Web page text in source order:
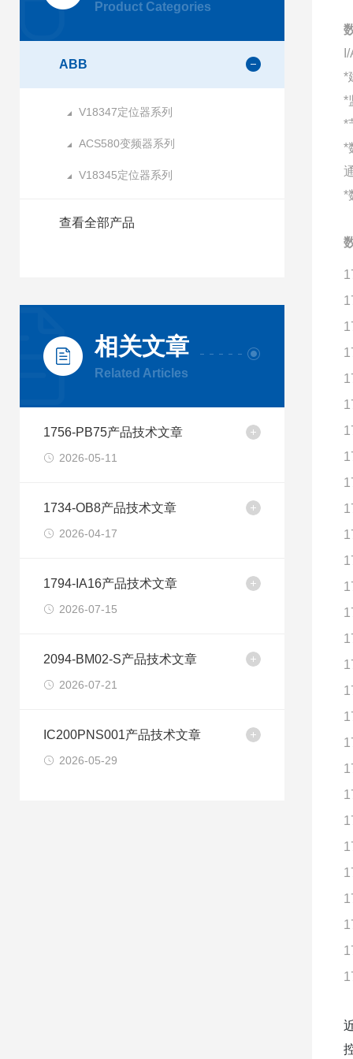
Product Categories
ABB
V18347定位器系列
ACS580变频器系列
V18345定位器系列
查看全部产品
相关文章
Related Articles
1756-PB75产品技术文章
2026-05-11
1734-OB8产品技术文章
2026-04-17
1794-IA16产品技术文章
2026-07-15
2094-BM02-S产品技术文章
2026-07-21
IC200PNS001产品技术文章
2026-05-29
*
*
*
*
*